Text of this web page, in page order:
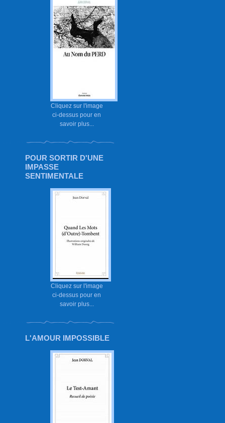
Cliquez sur l'image
ci-dessus pour en
savoir plus...
POUR SORTIR D'UNE
IMPASSE
SENTIMENTALE
Cliquez sur l'image
ci-dessus pour en
savoir plus...
L'AMOUR IMPOSSIBLE